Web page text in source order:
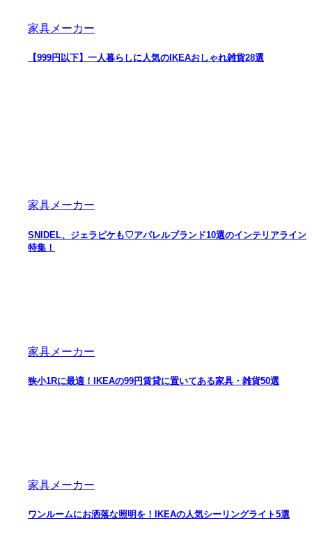
家具メーカー
【999円以下】一人暮らしに人気のIKEAおしゃれ雑貨28選
家具メーカー
SNIDEL、ジェラピケも♡アパレルブランド10選のインテリアライン
特集！
家具メーカー
狭小1Rに最適！IKEAの99円賃貸に置いてある家具・雑貨50選
家具メーカー
ワンルームにお洒落な照明を！IKEAの人気シーリングライト5選